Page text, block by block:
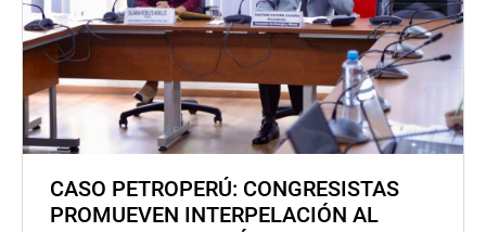
CASO PETROPERÚ: CONGRESISTAS
PROMUEVEN INTERPELACIÓN AL